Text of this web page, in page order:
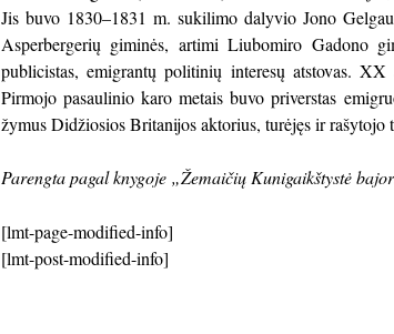
Jis buvo 1830–1831 m. sukilimo dalyvio Jono
Asperbergerių giminės, artimi Liubomiro Gadono
publicistas, emigrantų politinių interesų atstovas.
Pirmojo pasaulinio karo metais buvo priverstas
žymus Didžiosios Britanijos aktorius, turėjęs ir rašy­tojo
Parengta pagal knygoje „Žemaičių Kunigaikštystė
[lmt-page-modified-info]
[lmt-post-modified-info]